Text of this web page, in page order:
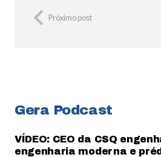
Próximo post
Gera Podcast
VÍDEO: CEO da CSQ
engenharia moderna e